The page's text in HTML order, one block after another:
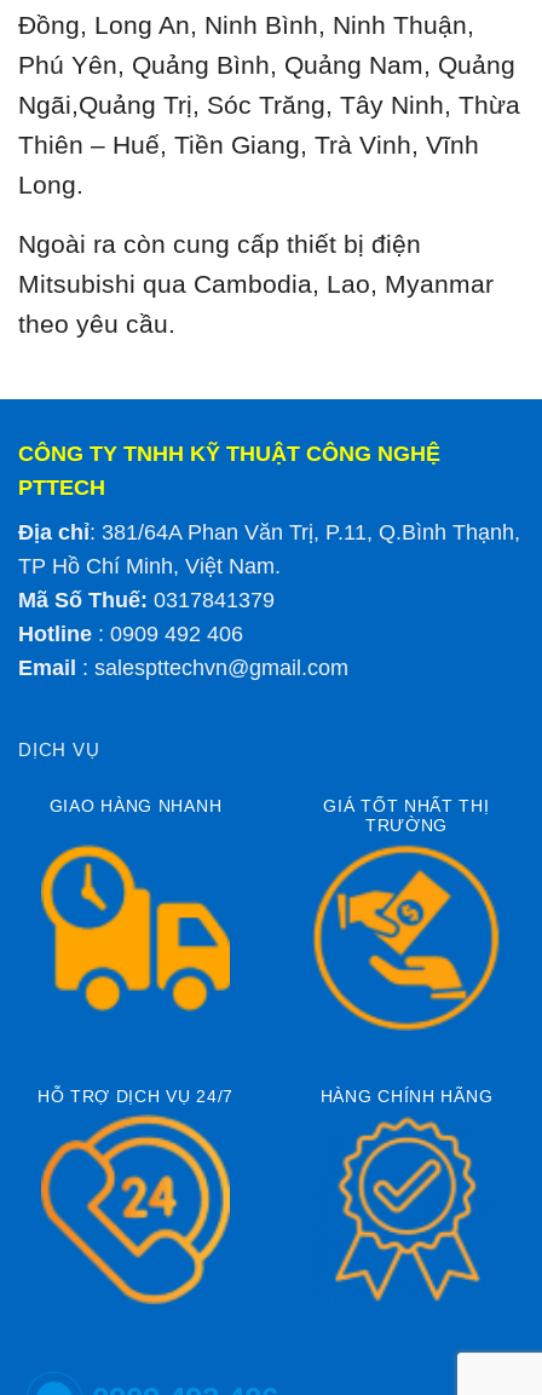
Đồng, Long An, Ninh Bình, Ninh Thuận,
Phú Yên, Quảng Bình, Quảng Nam, Quảng
Ngãi,Quảng Trị, Sóc Trăng, Tây Ninh, Thừa
Thiên – Huế, Tiền Giang, Trà Vinh, Vĩnh
Long.
Ngoài ra còn cung cấp thiết bị điện
Mitsubishi qua Cambodia, Lao, Myanmar
theo yêu cầu.
CÔNG TY TNHH KỸ THUẬT CÔNG NGHỆ
PTTECH
Địa chỉ: 381/64A Phan Văn Trị, P.11, Q.Bình Thạnh,
TP Hồ Chí Minh, Việt Nam.
Mã Số Thuế: 0317841379
Hotline : 0909 492 406
Email : salespttechvn@gmail.com
DỊCH VỤ
GIAO HÀNG NHANH
GIÁ TỐT NHẤT THỊ
TRƯỜNG
HỖ TRỢ DỊCH VỤ 24/7 HÀNG CHÍNH HÃNG